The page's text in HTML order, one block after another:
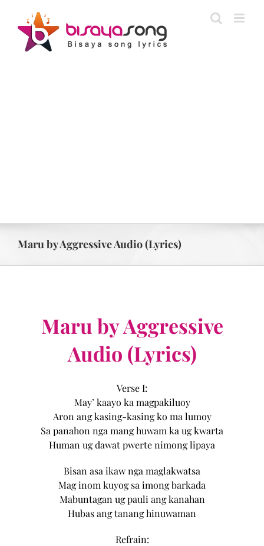
content
Maru by Aggressive Audio (Lyrics)
Maru by Aggressive
Audio (Lyrics)
Verse I:
May’ kaayo ka magpakiluoy
Aron ang kasing-kasing ko ma lumoy
Sa panahon nga mang huwam ka ug kwarta
Human ug dawat pwerte nimong lipaya
Bisan asa ikaw nga maglakwatsa
Mag inom kuyog sa imong barkada
Mabuntagan ug pauli ang kanahan
Hubas ang tanang hinuwaman
Refrain: